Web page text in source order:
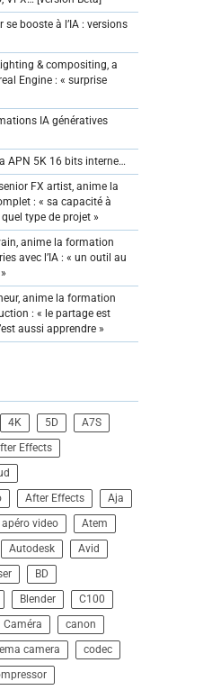
booste à l’IA : versions
& compositing, a
Engine : « surprise
IA génératives
APN 5K 16 bits interne…
FX artist, anime la
: « sa capacité à
type de projet »
anime la formation
avec l’IA : « un outil au
anime la formation
: « le partage est
aussi apprendre »
4K 5D
A7S
Effects
After Effects
Aja
apéro video
Atem
Autodesk
Avid
BD
Blender
C100
Caméra
canon
camera
codec